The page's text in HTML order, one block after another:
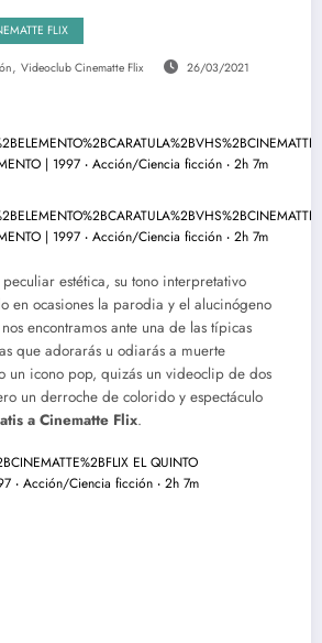
FLIX
, Videoclub Cinematte Flix 26/03/2021
estética, su tono interpretativo
en ocasiones la parodia y el alucinógeno
encontramos ante una de las típicas
que adorarás u odiarás a muerte
un icono pop, quizás un videoclip de dos
un derroche de colorido y espectáculo
a Cinematte Flix.